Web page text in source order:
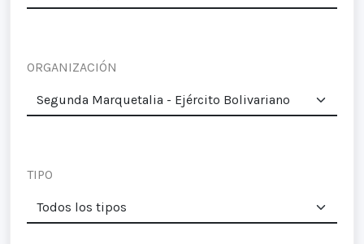
ORGANIZACIÓN
TIPO